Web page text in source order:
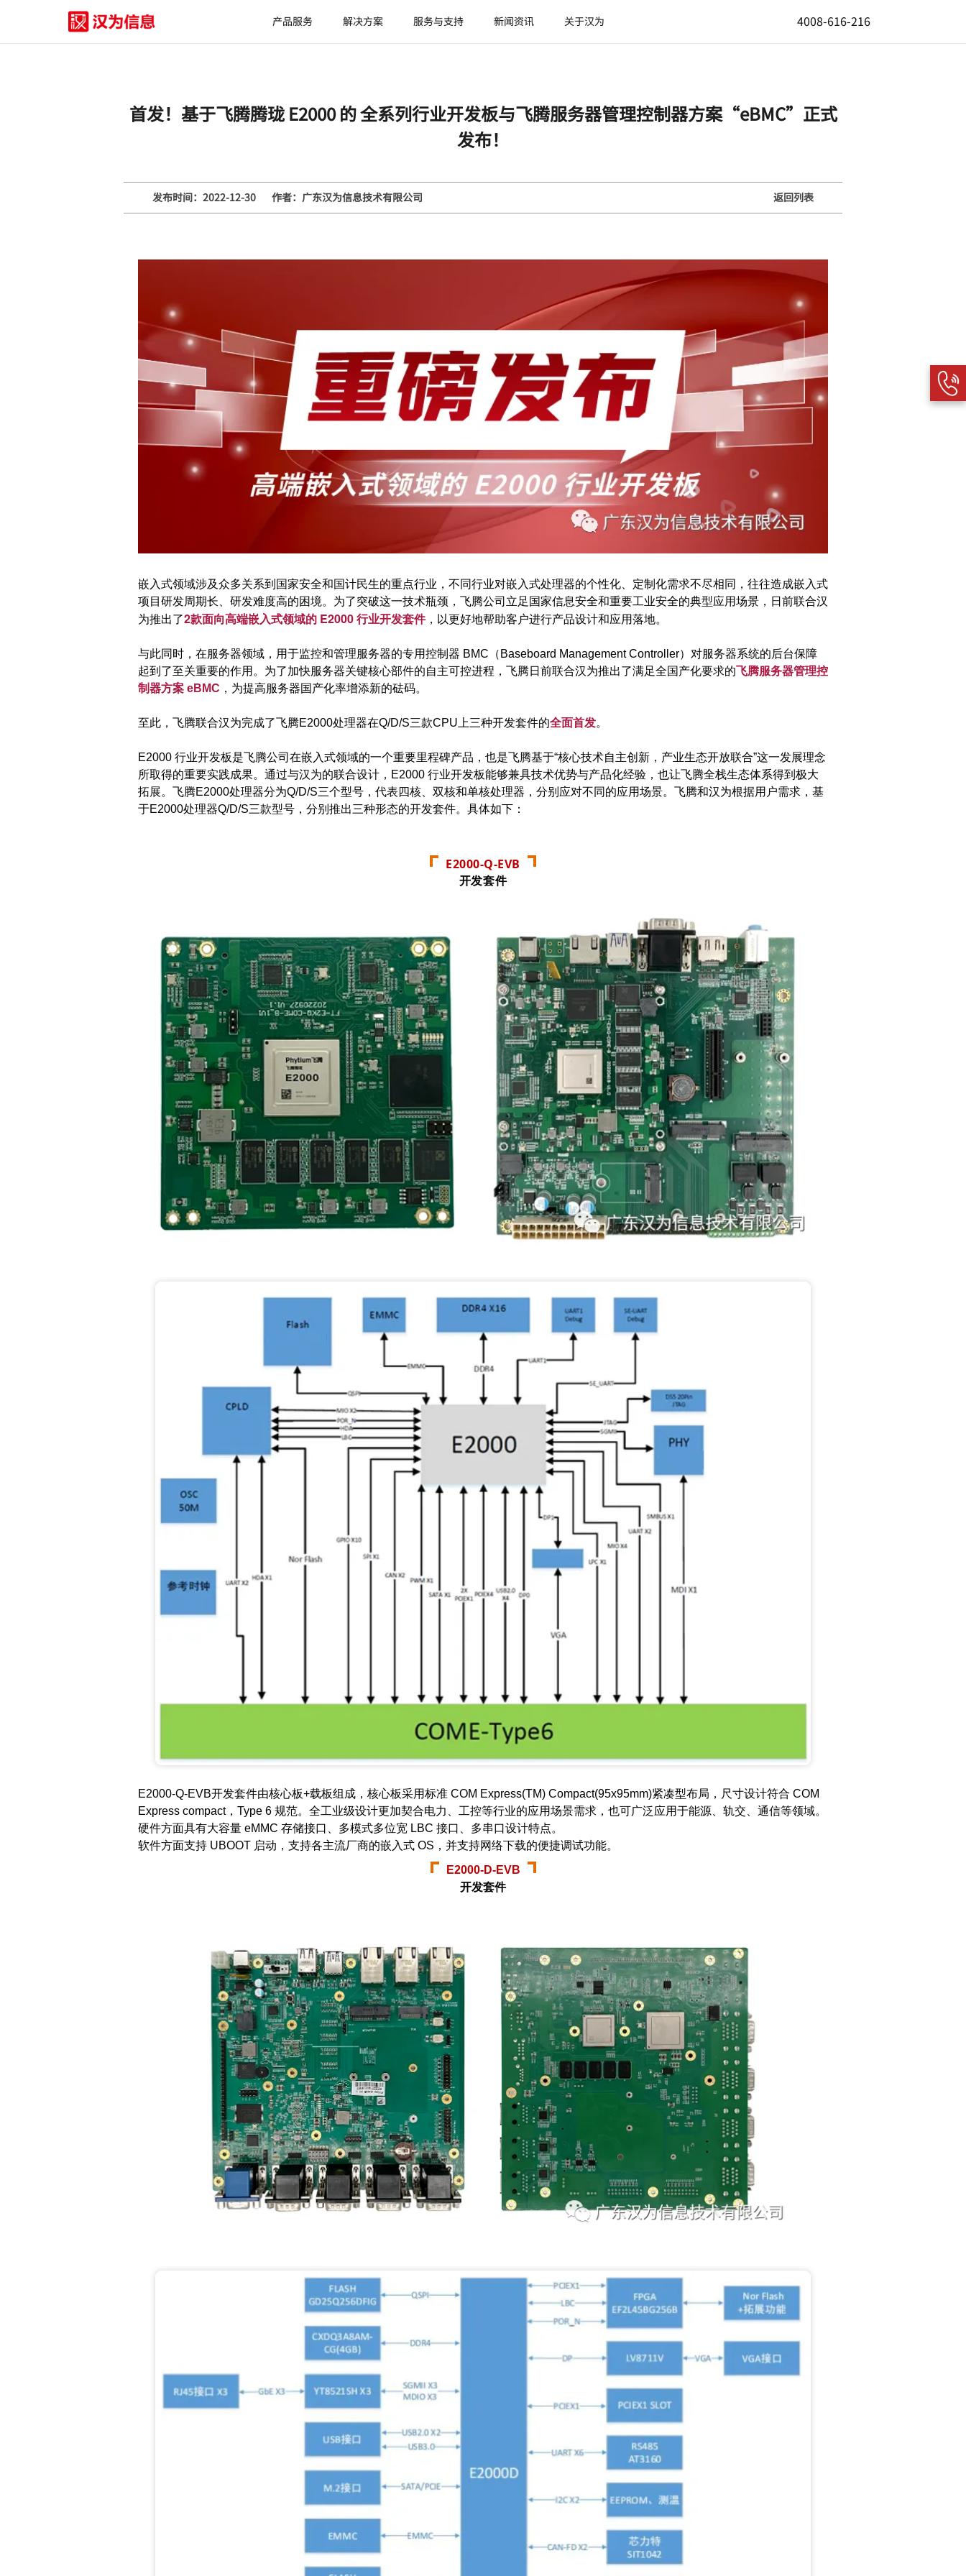
产品服务 解决方案 服务与支持 新闻资讯 关于汉为 4008-616-216
首发！基于飞腾腾珑 E2000 的 全系列行业开发板与飞腾服务器管理控制器方案“eBMC”正式
发布！
发布时间：2022-12-30 作者：广东汉为信息技术有限公司 返回列表
嵌入式领域涉及众多关系到国家安全和国计民生的重点行业，不同行业对嵌入式处理器的个性化、定制化需求不尽相同，往往造成嵌入式
项目研发周期长、研发难度高的困境。为了突破这一技术瓶颈，飞腾公司立足国家信息安全和重要工业安全的典型应用场景，日前联合汉
为推出了2款面向高端嵌入式领域的 E2000 行业开发套件，以更好地帮助客户进行产品设计和应用落地。
与此同时，在服务器领域，用于监控和管理服务器的专用控制器 BMC（Baseboard Management Controller）对服务器系统的后台保障
起到了至关重要的作用。为了加快服务器关键核心部件的自主可控进程，飞腾日前联合汉为推出了满足全国产化要求的飞腾服务器管理控
制器方案 eBMC ，为提高服务器国产化率增添新的砝码。
至此，飞腾联合汉为完成了飞腾E2000处理器在Q/D/S三款CPU上三种开发套件的全面首发。
E2000 行业开发板是飞腾公司在嵌入式领域的一个重要里程碑产品，也是飞腾基于“核心技术自主创新，产业生态开放联合”这一发展理念
所取得的重要实践成果。通过与汉为的联合设计，E2000 行业开发板能够兼具技术优势与产品化经验，也让飞腾全栈生态体系得到极大
拓展。飞腾E2000处理器分为Q/D/S三个型号，代表四核、双核和单核处理器，分别应对不同的应用场景。飞腾和汉为根据用户需求，基
于E2000处理器Q/D/S三款型号，分别推出三种形态的开发套件。具体如下：
E2000-Q-EVB
开发套件
E2000-Q-EVB开发套件由核心板+载板组成，核心板采用标准 COM Express(TM) Compact(95x95mm)紧凑型布局，尺寸设计符合 COM
Express compact，Type 6 规范。全工业级设计更加契合电力、工控等行业的应用场景需求，也可广泛应用于能源、轨交、通信等领域。
硬件方面具有大容量 eMMC 存储接口、多模式多位宽 LBC 接口、多串口设计特点。
软件方面支持 UBOOT 启动，支持各主流厂商的嵌入式 OS，并支持网络下载的便捷调试功能。
E2000-D-EVB
开发套件